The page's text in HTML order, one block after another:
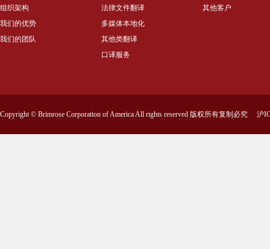
组织架构
我们的优势
我们的团队
法律文件翻译
多媒体本地化
其他类翻译
口译服务
其他客户
Copyright © Brimrose Corporation of America All rights reserved 版权所有复制必究 沪